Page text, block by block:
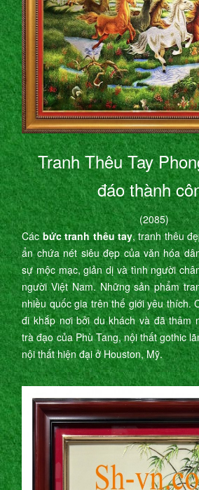
Tranh Thêu Tay
đáo thành
(2085)
Cácbức tranh thêu tay, tranh thêu
ẩn chứa nét siêu đẹp của văn hóa
sự mộc mạc, giản dị và tình người
người Việt Nam. Những sản phẩm
nhiều quốc gia trên thế giới yêu thích.
đi khắp nơi bởi du khách và đã thâm
trà đạo của Phù Tang, nội thất gothic
nội thất hiện đại ở Houston, Mỹ.